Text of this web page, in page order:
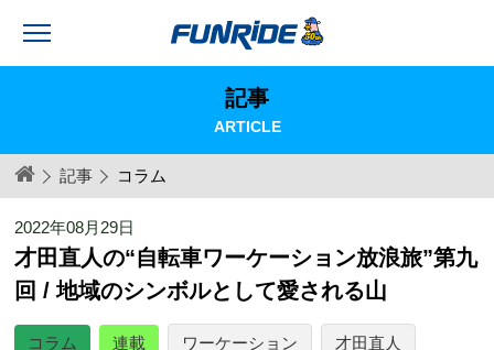
記事
ARTICLE
記事 コラム
2022年08月29日
才田直人の“自転車ワーケーション放浪旅”第九
回 / 地域のシンボルとして愛される山
コラム 連載 ワーケーション 才田直人